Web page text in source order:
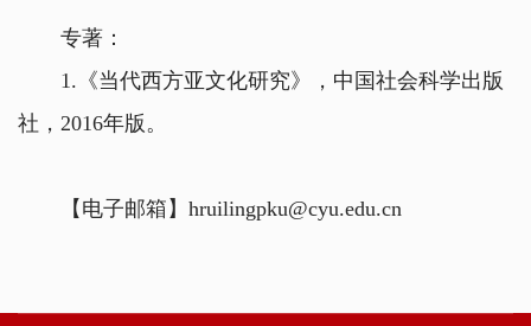
专著：
1.《当代西方亚文化研究》，中国社会科学出版
社，2016年版。
【电子邮箱】hruilingpku@cyu.edu.cn